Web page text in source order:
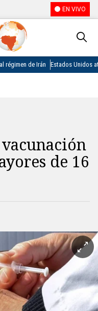
EN VIVO
régimen de Irán Estados Unidos
de 16